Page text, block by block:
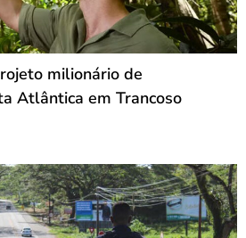
milionário de
Atlântica em Trancoso